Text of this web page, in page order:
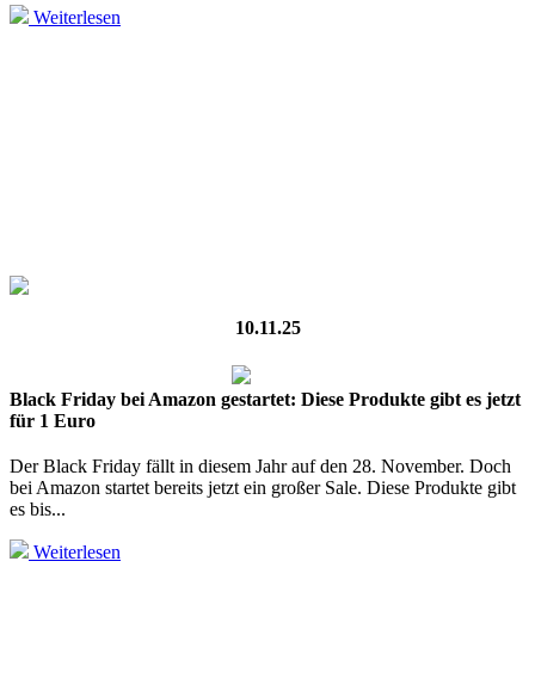
Weiterlesen
10.11.25
Black Friday bei Amazon gestartet: Diese Produkte gibt es jetzt
für 1 Euro
Der Black Friday fällt in diesem Jahr auf den 28. November. Doch
bei Amazon startet bereits jetzt ein großer Sale. Diese Produkte gibt
es bis...
Weiterlesen